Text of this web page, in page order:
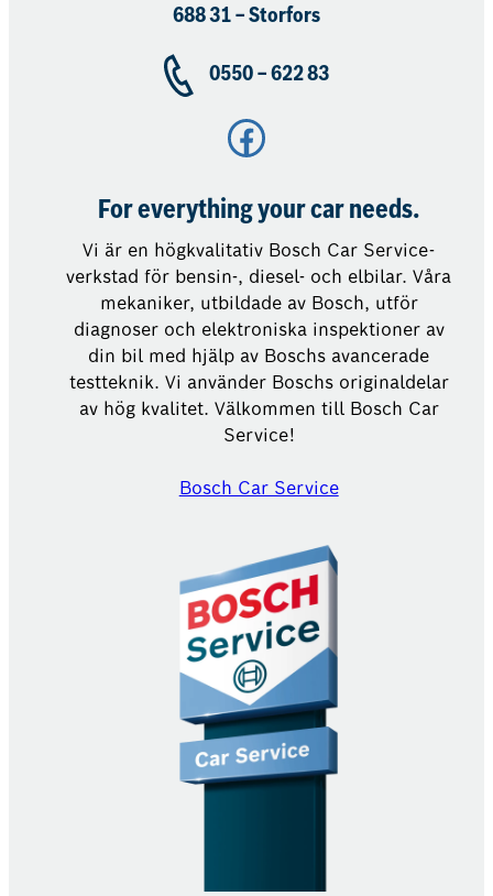
688 31 – Storfors
0550 – 622 83
Facebook
For everything your car needs.
Vi är en högkvalitativ Bosch Car Service-
verkstad för bensin-, diesel- och elbilar. Våra
mekaniker, utbildade av Bosch, utför
diagnoser och elektroniska inspektioner av
din bil med hjälp av Boschs avancerade
testteknik. Vi använder Boschs originaldelar
av hög kvalitet. Välkommen till Bosch Car
Service!
Bosch Car Service